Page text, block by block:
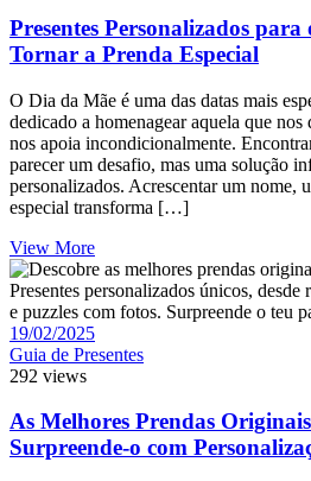
Presentes Personalizados
Tornar a Prenda Especial
O Dia da Mãe é uma das datas mais
dedicado a homenagear aquela que
nos apoia incondicionalmente.
parecer um desafio, mas uma solução
personalizados. Acrescentar um nome,
especial transforma […]
View More
19/02/2025
Guia de Presentes
292 views
As Melhores Prendas
Surpreende-o com